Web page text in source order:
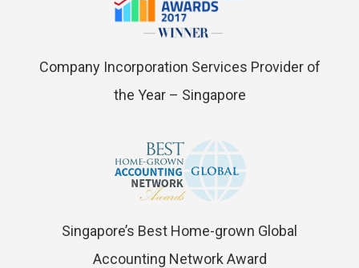
Company Incorporation Services Provider of
the Year – Singapore
Singapore’s Best Home-grown Global
Accounting Network Award